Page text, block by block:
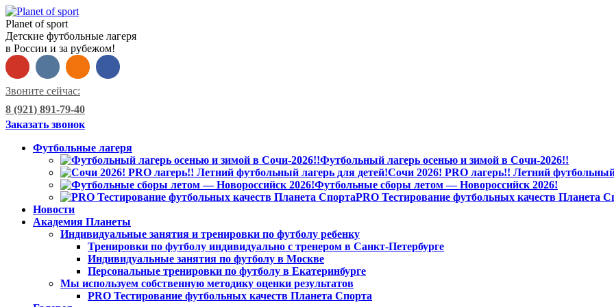
Planet of sport
Детские футбольные лагеря
в России и за рубежом!
Звоните сейчас:
8 (921) 891-79-40
Заказать звонок
Футбольные лагеря
Футбольный лагерь осенью и зимой в Сочи-2026!!
Сочи 2026! PRO лагерь!! Летний футбольный
Футбольные сборы летом — Новороссийск 2026!
PRO Тестирование футбольных качеств Планета
Новости
Академия Планеты
Индивидуальные занятия и тренировки по футболу ребенку
Тренировки по футболу индивидуально с тренером в Санкт-Петербурге
Индивидуальные занятия по футболу в Москве
Персональные тренировки по футболу в Екатеринбурге
Мы используем собственную методику оценки результатов
PRO Тестирование футбольных качеств Планета Спорта